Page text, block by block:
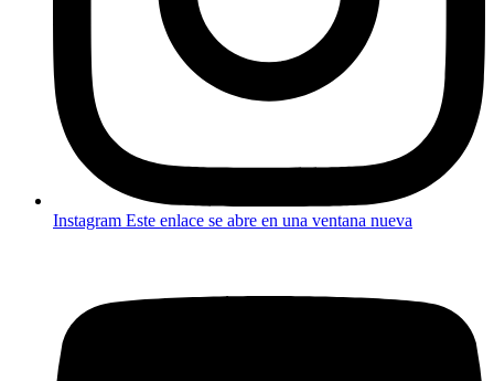
Instagram Este enlace se abre en una ventana nueva